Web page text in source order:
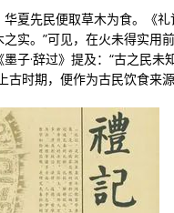
夏先民便取草木为食。《礼
实。”可见，在火未得实用
子·辞过》提及：“古之民未
古时期，便作为古民饮食来源